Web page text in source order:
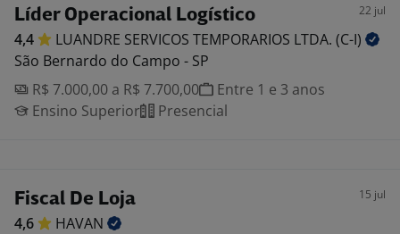
Líder Operacional Logístico 22 jul
4,4 LUANDRE SERVICOS TEMPORARIOS LTDA. (C-I)
São Bernardo do Campo - SP
R$ 7.000,00 a R$ 7.700,00
Entre 1 e 3 anos
Ensino Superior
Presencial
Fiscal De Loja 15 jul
4,6
HAVAN